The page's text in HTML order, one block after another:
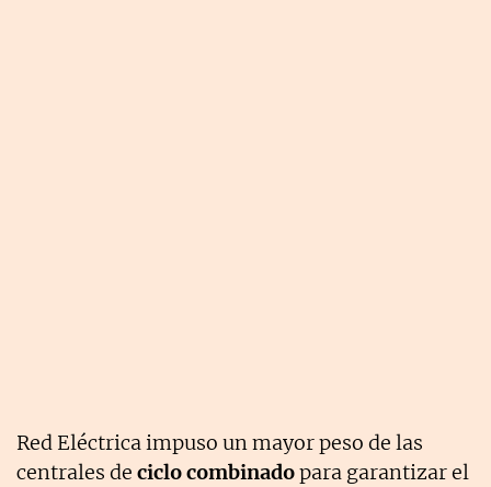
Red Eléctrica impuso un mayor peso de las
centrales de ciclo combinadopara garantizar el